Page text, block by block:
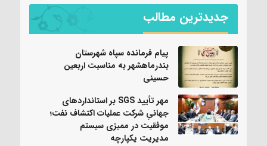
جدیدترین مطالب
پیام فرمانده سپاه شهرستان
بندرماهشهر به مناسبت اربعین
حسینی
مهر تأیید SGS بر استانداردهای
جهانیِ شرکت عملیات اکتشاف نفت؛
موفقیت در ممیزی سیستم
مدیریت یکپارچه